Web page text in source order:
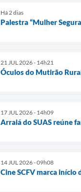
Há 2 dias
Palestra “Mulher
21 JUL 2026 - 14h21
Óculos do Mutirão
17 JUL 2026 - 14h09
Arraiá do SUAS reúne
14 JUL 2026 - 09h08
Cine SCFV marca início